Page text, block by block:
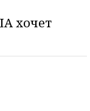
хочет